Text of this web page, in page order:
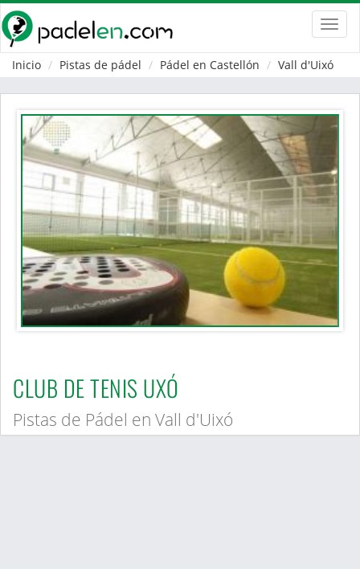
Inicio
Pistas de pádel Pádel en Castellón Vall d'Uixó
CLUB DE TENIS UXÓ
Pistas de Pádel en Vall d'Uixó